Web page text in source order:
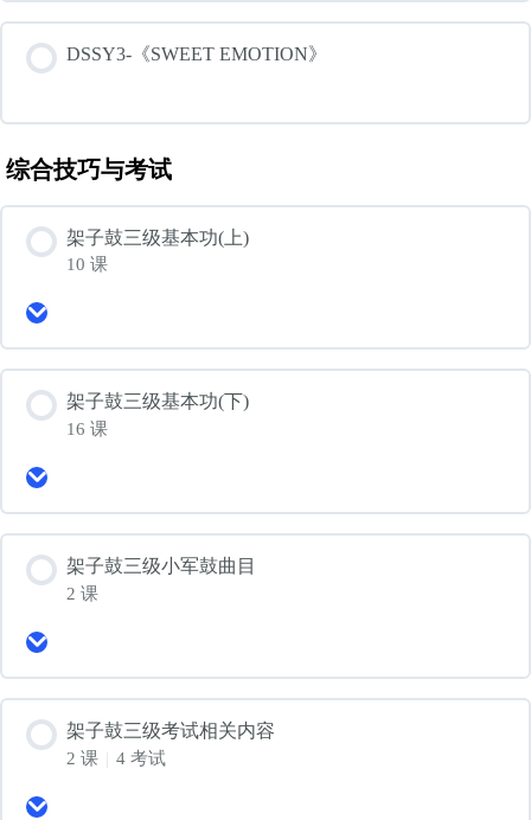
DSSY3-《SWEET EMOTION》
综合技巧与考试
架子鼓三级基本功(上)
10 课
子
鼓
三
级
基
架子鼓三级基本功(下)
16 课
子
鼓
三
级
基
架子鼓三级小军鼓曲目
2 课
子
鼓
三
级
小
架子鼓三级考试相关内容
2 课
4 考试